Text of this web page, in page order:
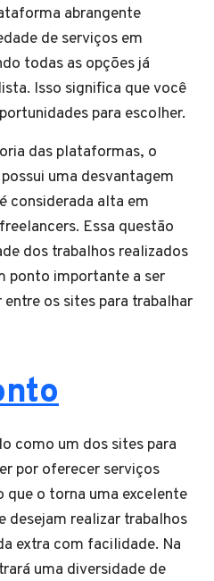
abrangente
de serviços em
todas as opções já
Isso significa que você
para escolher.
das plataformas, o
uma desvantagem
considerada alta em
Essa questão
dos trabalhos realizados
ponto importante a ser
os sites para trabalhar
como um dos sites para
por oferecer serviços
que o torna uma excelente
desejam realizar trabalhos
extra com facilidade. Na
uma diversidade de